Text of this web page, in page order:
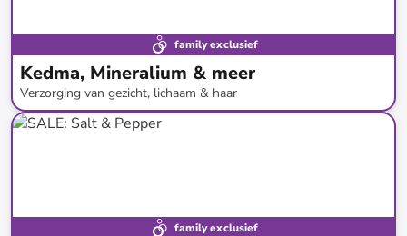
family exclusief
Kedma, Mineralium & meer
Verzorging van gezicht, lichaam & haar
tot -91 %*
family exclusief